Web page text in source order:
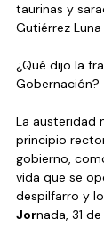
taurinas y
Gutiérrez
¿Qué dijo la
Gobernación?
La austeridad
principio
gobierno,
vida que se
despilfarro y
Jornada, 31